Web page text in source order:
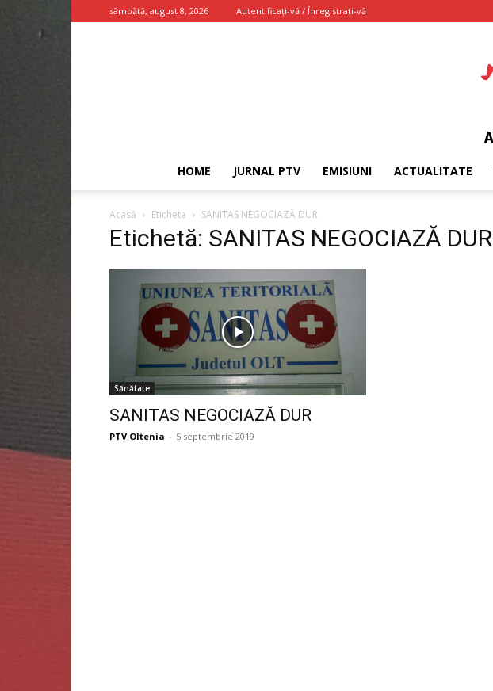
sâmbătă, august 8, 2026 Autentificați-vă / Înregistrați-vă
HOME JURNAL PTV EMISIUNI ACTUALITATE
Acasă Etichete SANITAS NEGOCIAZĂ DUR
Etichetă: SANITAS NEGOCIAZĂ DUR
Sănătate
SANITAS NEGOCIAZĂ DUR
PTV Oltenia - 5 septembrie 2019